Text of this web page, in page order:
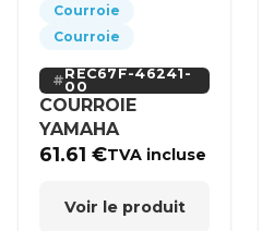
Courroie
Courroie
REC67F-46241-
00
COURROIE
YAMAHA
61.61€TVA incluse
Voir le produit